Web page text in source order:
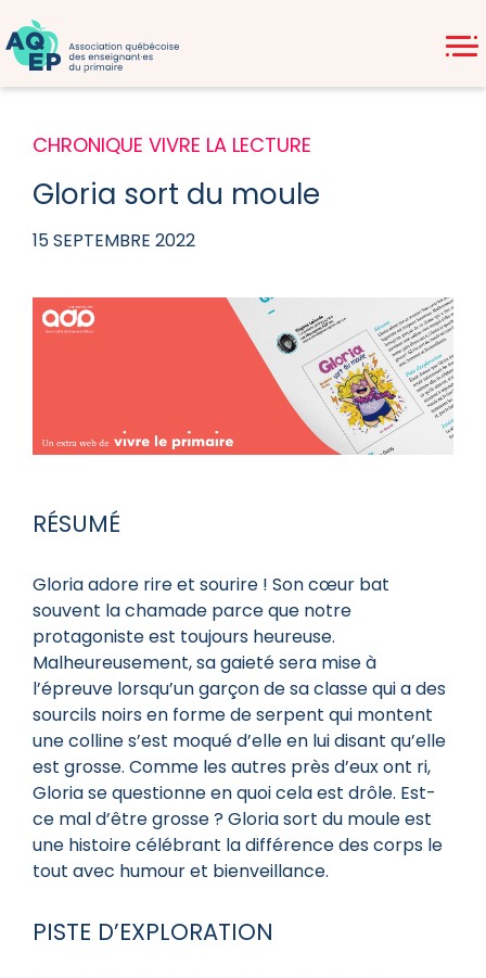
CHRONIQUE VIVRE LA LECTURE
Gloria sort du moule
15 SEPTEMBRE 2022
RÉSUMÉ
Gloria adore rire et sourire ! Son cœur bat
souvent la chamade parce que notre
protagoniste est toujours heureuse.
Malheureusement, sa gaieté sera mise à
l’épreuve lorsqu’un garçon de sa classe qui a des
sourcils noirs en forme de serpent qui montent
une colline s’est moqué d’elle en lui disant qu’elle
est grosse. Comme les autres près d’eux ont ri,
Gloria se questionne en quoi cela est drôle. Est-
ce mal d’être grosse ? Gloria sort du moule est
une histoire célébrant la différence des corps le
tout avec humour et bienveillance.
PISTE D’EXPLORATION